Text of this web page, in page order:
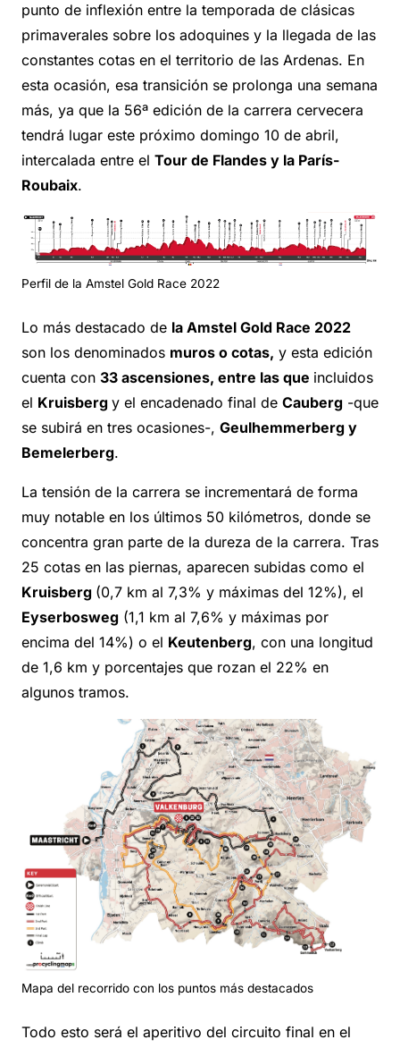
punto de inflexión entre la temporada de clásicas
primaverales sobre los adoquines y la llegada de las
constantes cotas en el territorio de las Ardenas. En
esta ocasión, esa transición se prolonga una semana
más, ya que la 56ª edición de la carrera cervecera
tendrá lugar este próximo domingo 10 de abril,
intercalada entre el Tour de Flandes y la París-
Roubaix.
Perfil de la Amstel Gold Race 2022
Lo más destacado de la Amstel Gold Race 2022
son los denominados muros o cotas, y esta edición
cuenta con 33 ascensiones, entre las que incluidos
el Kruisberg y el encadenado final de Cauberg -que
se subirá en tres ocasiones-, Geulhemmerberg y
Bemelerberg.
La tensión de la carrera se incrementará de forma
muy notable en los últimos 50 kilómetros, donde se
concentra gran parte de la dureza de la carrera. Tras
25 cotas en las piernas, aparecen subidas como el
Kruisberg (0,7 km al 7,3% y máximas del 12%), el
Eyserbosweg (1,1 km al 7,6% y máximas por
encima del 14%) o el Keutenberg, con una longitud
de 1,6 km y porcentajes que rozan el 22% en
algunos tramos.
Mapa del recorrido con los puntos más destacados
Todo esto será el aperitivo del circuito final en el